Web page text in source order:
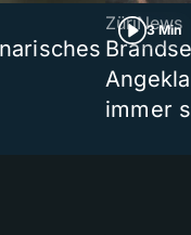
3 Min
ZüriNews
immer